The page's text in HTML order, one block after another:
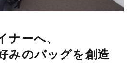
ナーへ、
みのバッグを創造